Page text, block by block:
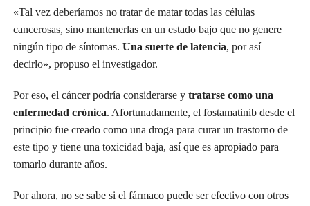
«Tal vez deberíamos no tratar de matar todas las células
cancerosas, sino mantenerlas en un estado bajo que no genere
ningún tipo de síntomas. Una suerte de latencia, por así
decirlo», propuso el investigador.
Por eso, el cáncer podría considerarse y tratarse como una
enfermedad crónica. Afortunadamente, el fostamatinib desde el
principio fue creado como una droga para curar un trastorno de
este tipo y tiene una toxicidad baja, así que es apropiado para
tomarlo durante años.
Por ahora, no se sabe si el fármaco puede ser efectivo con otros